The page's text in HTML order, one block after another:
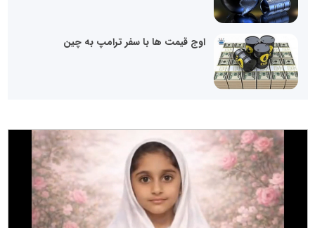
اوج قیمت ها با سفر ترامپ به چین